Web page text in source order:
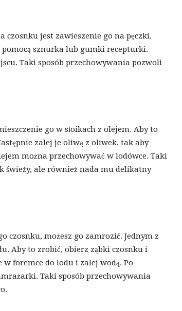
czosnku jest zawieszenie go na pęczki.
pomocą sznurka lub gumki recepturki.
Taki sposób przechowywania pozwoli
go w słoikach z olejem. Aby to
zalej je oliwą z oliwek, tak aby
można przechowywać w lodówce. Taki
świeży, ale również nada mu delikatny
czosnku, możesz go zamrozić. Jednym z
Aby to zrobić, obierz ząbki czosnku i
foremce do lodu i zalej wodą. Po
Taki sposób przechowywania